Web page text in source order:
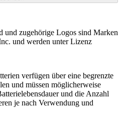
zugehörige Logos sind Marken
und werden unter Lizenz
verfügen über eine begrenzte
und müssen möglicherweise
und die Anzahl
je nach Verwendung und